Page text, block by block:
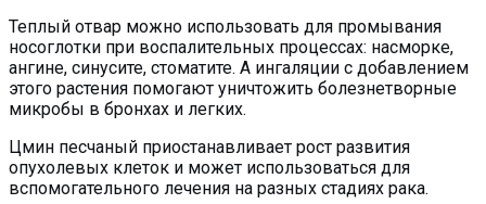
Теплый отвар можно использовать для промывания
носоглотки при воспалительных процессах: насморке,
ангине, синусите, стоматите. А ингаляции с добавлением
этого растения помогают уничтожить болезнетворные
микробы в бронхах и легких.
Цмин песчаный приостанавливает рост развития
опухолевых клеток и может использоваться для
вспомогательного лечения на разных стадиях рака.